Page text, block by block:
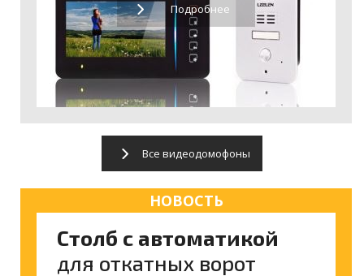
Подробнее
Все видеодомофоны
НОВОСТЬ
Столб с автоматикой
для откатных ворот